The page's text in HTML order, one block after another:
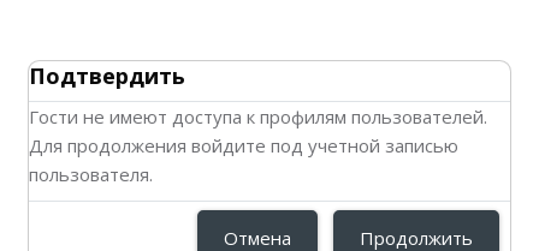
Подтвердить
Гости не имеют доступа к профилям пользователей.
Для продолжения войдите под учетной записью
пользователя.
Отмена Продолжить